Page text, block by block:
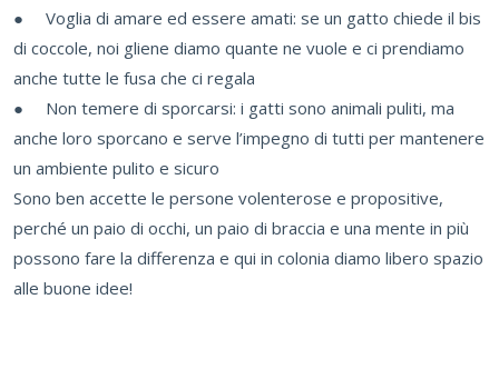
● Voglia di amare ed essere amati: se un gatto chiede il bis
di coccole, noi gliene diamo quante ne vuole e ci prendiamo
anche tutte le fusa che ci regala
● Non temere di sporcarsi: i gatti sono animali puliti, ma
anche loro sporcano e serve l’impegno di tutti per mantenere
un ambiente pulito e sicuro
Sono ben accette le persone volenterose e propositive,
perché un paio di occhi, un paio di braccia e una mente in più
possono fare la differenza e qui in colonia diamo libero spazio
alle buone idee!